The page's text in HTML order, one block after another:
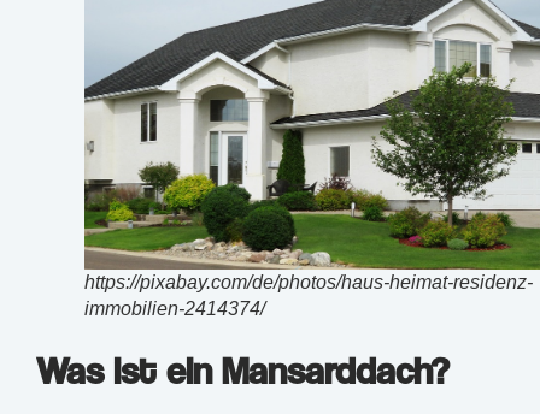
https://pixabay.com/de/photos/haus-heimat-residenz-
immobilien-2414374/
Was ist ein Mansarddach?